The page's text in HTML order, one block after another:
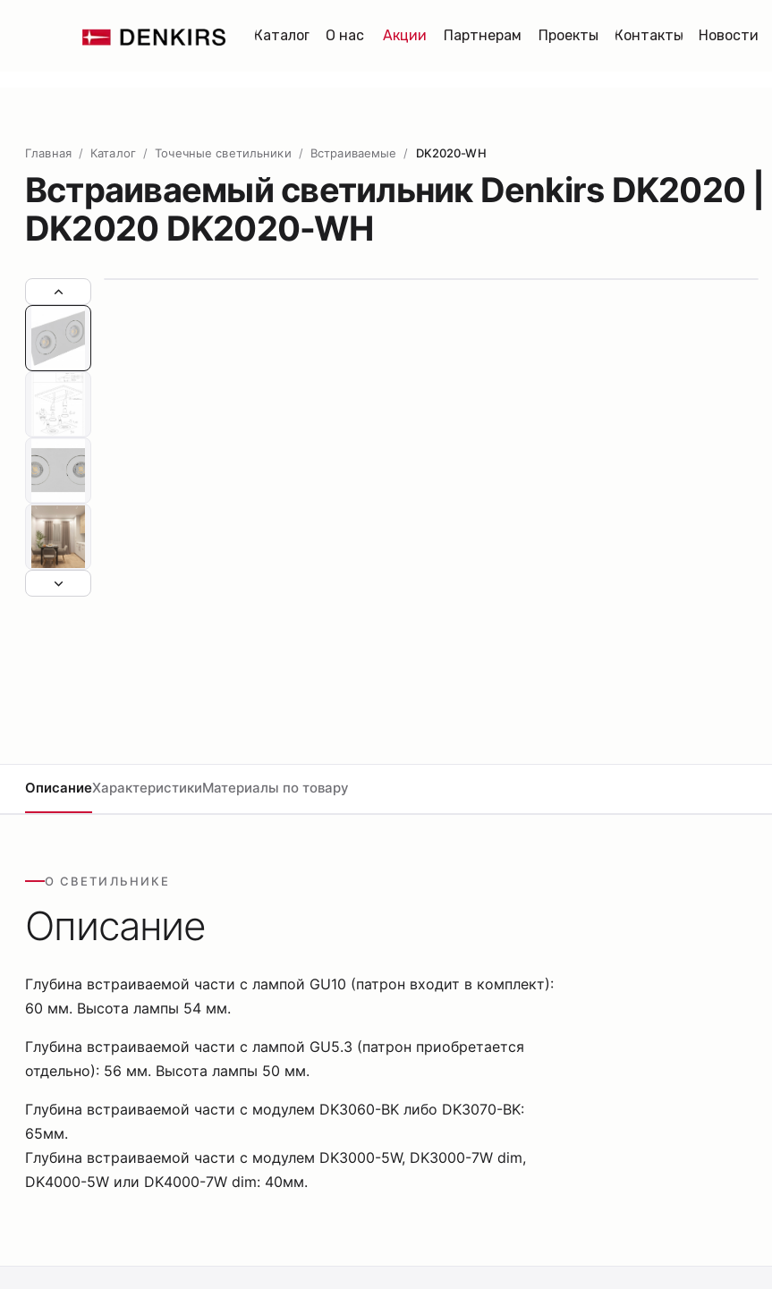
Каталог О нас Партнерам Контакты Новости
Проекты
Акции
Главная / Каталог / Точечные светильники / Встраиваемые / DK2020-WH
Встраиваемый светильник Denkirs DK2020 |
DK2020 DK2020-WH
ОписаниеХарактеристикиМатериалы по товару
О СВЕТИЛЬНИКЕ
Описание
Глубина встраиваемой части с лампой GU10 (патрон входит в комплект):
60 мм. Высота лампы 54 мм.
Глубина встраиваемой части с лампой GU5.3 (патрон приобретается
отдельно): 56 мм. Высота лампы 50 мм.
Глубина встраиваемой части с модулем DK3060-BK либо DK3070-BK:
65мм.
Глубина встраиваемой части с модулем DK3000-5W, DK3000-7W dim,
DK4000-5W или DK4000-7W dim: 40мм.